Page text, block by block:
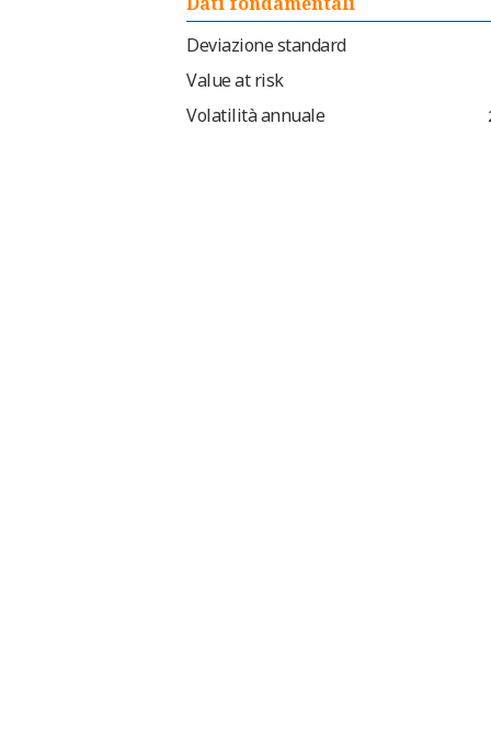
Deviazione standard
Value at risk
Volatilità annuale